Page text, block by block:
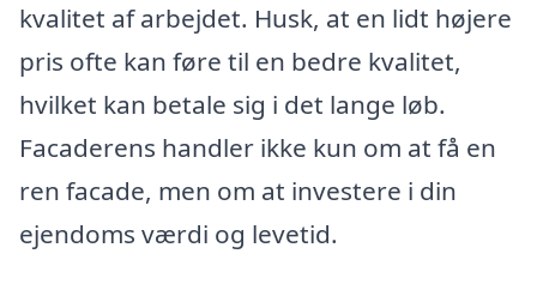
kvalitet af arbejdet. Husk, at en lidt højere
pris ofte kan føre til en bedre kvalitet,
hvilket kan betale sig i det lange løb.
Facaderens handler ikke kun om at få en
ren facade, men om at investere i din
ejendoms værdi og levetid.